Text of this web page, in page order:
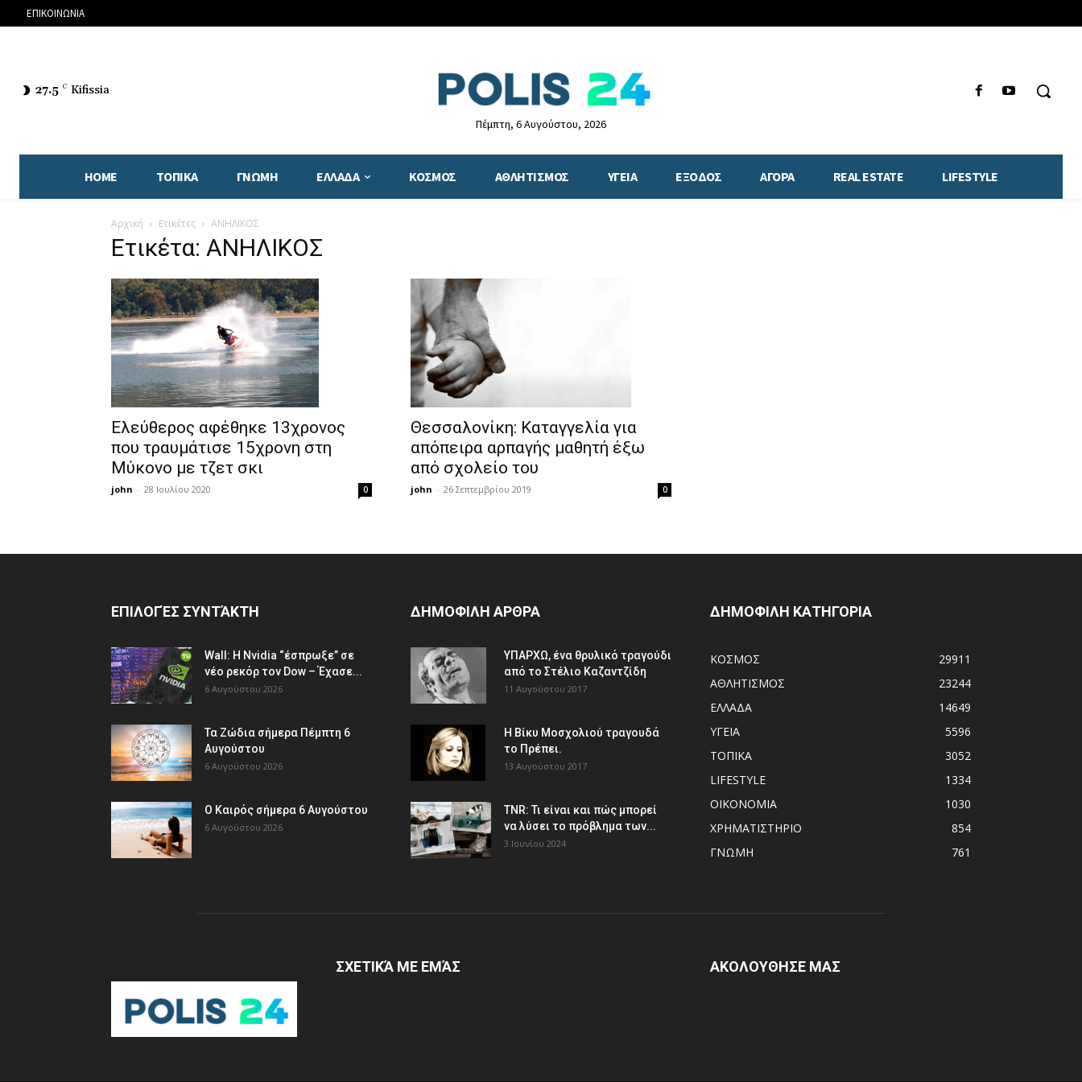
ΕΠΙΚΟΙΝΩΝΙΑ
27.5 C Kifissia
Πέμπτη, 6 Αυγούστου, 2026
HOME ΤΟΠΙΚΑ ΓΝΩΜΗ ΕΛΛΑΔΑ ΚΟΣΜΟΣ ΑΘΛΗΤΙΣΜΟΣ ΥΓΕΙΑ ΕΞΟΔΟΣ ΑΓΟΡΑ REAL ESTATE LIFESTYLE
Αρχική Ετικέτες ΑΝΗΛΙΚΟΣ
Ετικέτα: ΑΝΗΛΙΚΟΣ
Ελεύθερος αφέθηκε 13χρονος
που τραυμάτισε 15χρονη στη
Μύκονο με τζετ σκι
john - 28 Ιουλίου 2020 0
Θεσσαλονίκη: Καταγγελία για
απόπειρα αρπαγής μαθητή έξω
από σχολείο του
john - 26 Σεπτεμβρίου 2019 0
ΕΠΙΛΟΓΈΣ ΣΥΝΤΆΚΤΗ
Wall: Η Nvidia “έσπρωξε” σε
νέο ρεκόρ τον Dow – Έχασε...
6 Αυγούστου 2026
Τα Ζώδια σήμερα Πέμπτη 6
Αυγούστου
6 Αυγούστου 2026
Ο Καιρός σήμερα 6 Αυγούστου
6 Αυγούστου 2026
ΔΗΜΟΦΙΛΗ ΑΡΘΡΑ
ΥΠΑΡΧΩ, ένα θρυλικό τραγούδι
από το Στέλιο Καζαντζίδη
11 Αυγούστου 2017
Η Βίκυ Μοσχολιού τραγουδά
το Πρέπει.
13 Αυγούστου 2017
TNR: Τι είναι και πώς μπορεί
να λύσει το πρόβλημα των...
3 Ιουνίου 2024
ΔΗΜΟΦΙΛΗ ΚΑΤΗΓΟΡΙΑ
ΚΟΣΜΟΣ
29911
ΑΘΛΗΤΙΣΜΟΣ
23244
ΕΛΛΑΔΑ
14649
ΥΓΕΙΑ
5596
ΤΟΠΙΚΑ
3052
LIFESTYLE
1334
ΟΙΚΟΝΟΜΙΑ
1030
ΧΡΗΜΑΤΙΣΤΗΡΙΟ
854
ΓΝΩΜΗ
761
ΣΧΕΤΙΚΆ ΜΕ ΕΜΆΣ ΑΚΟΛΟΥΘΗΣΕ ΜΑΣ